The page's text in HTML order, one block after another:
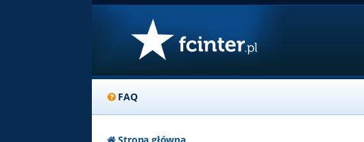
FAQ